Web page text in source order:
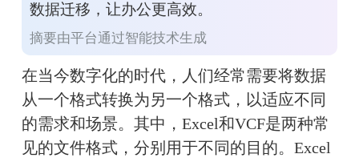
数据迁移，让办公更高效。
摘要由平台通过智能技术生成
在当今数字化的时代，人们经常需要将数据
从一个格式转换为另一个格式，以适应不同
的需求和场景。其中，Excel和VCF是两种常
见的文件格式，分别用于不同的目的。Excel